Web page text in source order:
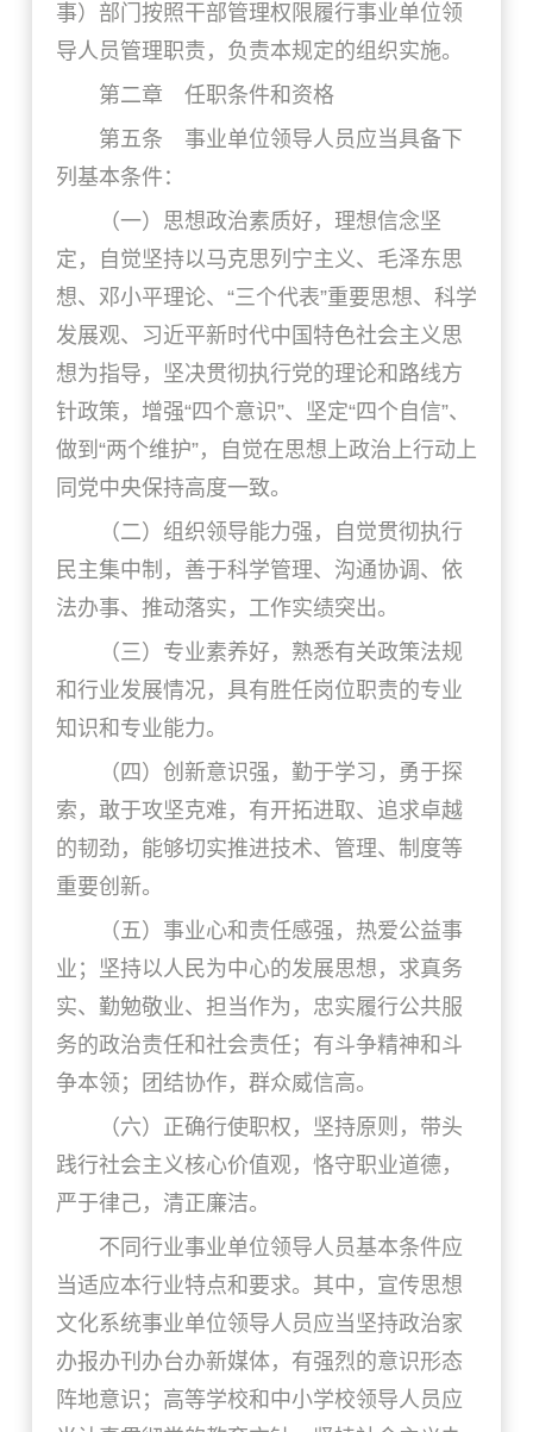
事）部门按照干部管理权限履行事业单位领
导人员管理职责，负责本规定的组织实施。
第二章 任职条件和资格
第五条 事业单位领导人员应当具备下
列基本条件：
（一）思想政治素质好，理想信念坚
定，自觉坚持以马克思列宁主义、毛泽东思
想、邓小平理论、“三个代表”重要思想、科学
发展观、习近平新时代中国特色社会主义思
想为指导，坚决贯彻执行党的理论和路线方
针政策，增强“四个意识”、坚定“四个自信”、
做到“两个维护”，自觉在思想上政治上行动上
同党中央保持高度一致。
（二）组织领导能力强，自觉贯彻执行
民主集中制，善于科学管理、沟通协调、依
法办事、推动落实，工作实绩突出。
（三）专业素养好，熟悉有关政策法规
和行业发展情况，具有胜任岗位职责的专业
知识和专业能力。
（四）创新意识强，勤于学习，勇于探
索，敢于攻坚克难，有开拓进取、追求卓越
的韧劲，能够切实推进技术、管理、制度等
重要创新。
（五）事业心和责任感强，热爱公益事
业；坚持以人民为中心的发展思想，求真务
实、勤勉敬业、担当作为，忠实履行公共服
务的政治责任和社会责任；有斗争精神和斗
争本领；团结协作，群众威信高。
（六）正确行使职权，坚持原则，带头
践行社会主义核心价值观，恪守职业道德，
严于律己，清正廉洁。
不同行业事业单位领导人员基本条件应
当适应本行业特点和要求。其中，宣传思想
文化系统事业单位领导人员应当坚持政治家
办报办刊办台办新媒体，有强烈的意识形态
阵地意识；高等学校和中小学校领导人员应